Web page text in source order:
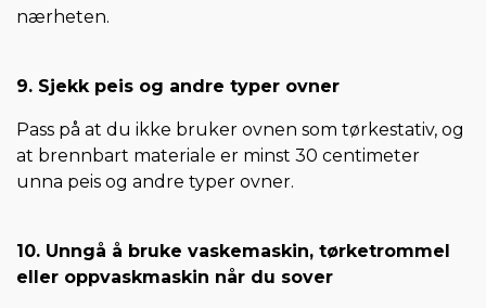
nærheten.
9. Sjekk peis og andre typer ovner
Pass på at du ikke bruker ovnen som tørkestativ, og
at brennbart materiale er minst 30 centimeter
unna peis og andre typer ovner.
10. Unngå å bruke vaskemaskin, tørketrommel
eller oppvaskmaskin når du sover